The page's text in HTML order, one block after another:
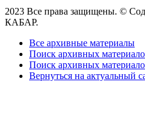
2023 Все права защищены. ©
КАБАР.
Все архивные материалы
Поиск архивных
Поиск архивных
Вернуться на актуальный